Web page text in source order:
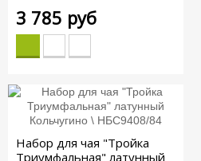
3 785 руб
Набор для чая "Тройка
Триумфальная" латунный